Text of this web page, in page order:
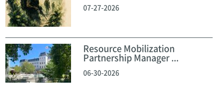
07-27-2026
Resource Mobilization
Partnership Manager ...
06-30-2026